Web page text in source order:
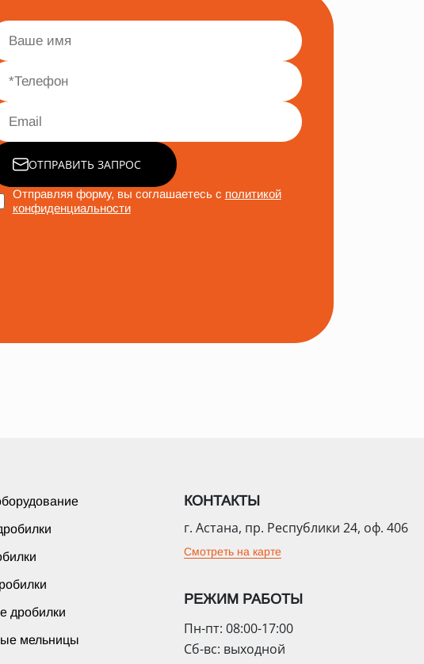
ОТПРАВИТЬ ЗАПРОС
Отправляя форму, вы соглашаетесь с политикой
конфиденциальности
дробилки
мельницы
КОНТАКТЫ
г. Астана, пр. Республики 24, оф. 406
Смотреть на карте
РЕЖИМ РАБОТЫ
Пн-пт: 08:00-17:00
Сб-вс: выходной